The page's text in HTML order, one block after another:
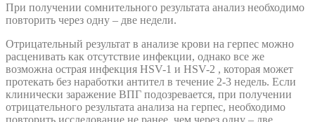
При получении сомнительного результата анализ необходимо
повторить через одну – две недели.
Отрицательный результат в анализе крови на герпес можно
расценивать как отсутствие инфекции, однако все же
возможна острая инфекция HSV-1 и HSV-2 , которая может
протекать без наработки антител в течение 2-3 недель. Если
клинически заражение ВПГ подозревается, при получении
отрицательного результата анализа на герпес, необходимо
повторить исследование не ранее, чем через одну – две